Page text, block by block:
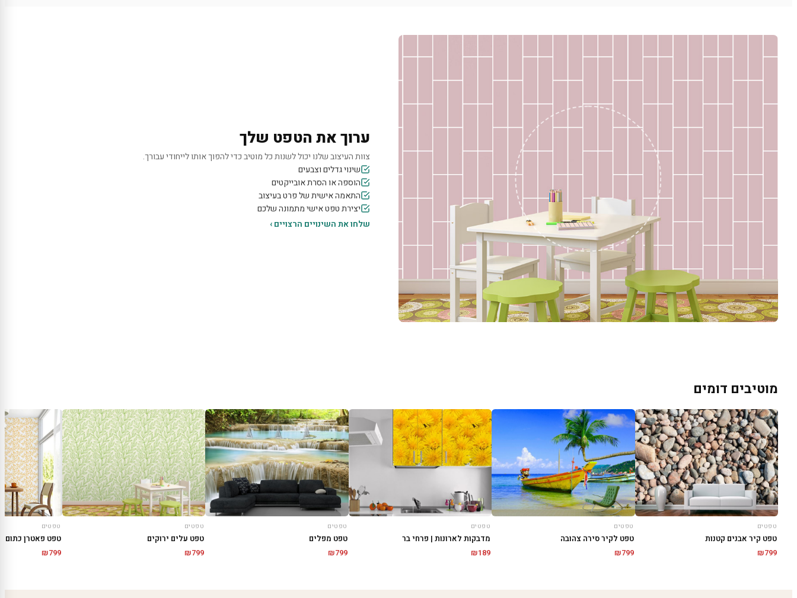
ערוך את הטפט שלך
צוות העיצוב שלנו יכול לשנות כל מוטיב כדי להפוך אותו לייחודי עבורך.
שינוי גדלים וצבעים
הוספה או הסרת אובייקטים
התאמה אישית של פרט בעיצוב
יצירת טפט אישי מתמונה שלכם
שלחו את השינויים הרצויים ›
מוטיבים דומים
טפטים
טפט קיר אבנים קטנות
₪799
טפטים
טפט לקיר סירה צהובה
₪799
טפטים
מדבקות לארונות | פרחי בר
₪189
טפטים
טפט מפלים
₪799
טפטים
טפט עלים ירוקים
₪799
טפטים
טפט פאטרן כתום
₪799